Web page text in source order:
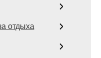
отдыха